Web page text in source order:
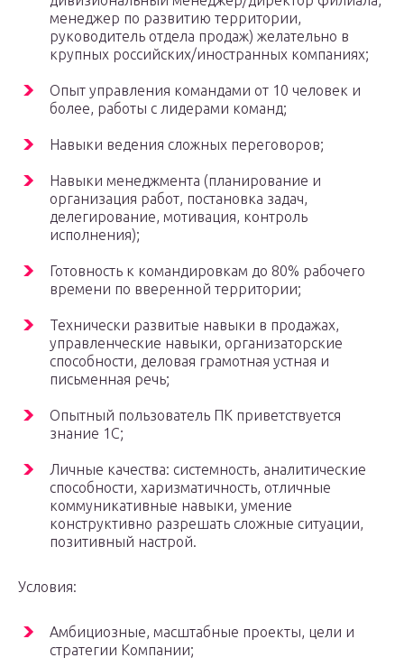
менеджер по развитию территории,
руководитель отдела продаж) желательно в
крупных российских/иностранных компаниях;
Опыт управления командами от 10 человек и
более, работы с лидерами команд;
Навыки ведения сложных переговоров;
Навыки менеджмента (планирование и
организация работ, постановка задач,
делегирование, мотивация, контроль
исполнения);
Готовность к командировкам до 80% рабочего
времени по вверенной территории;
Технически развитые навыки в продажах,
управленческие навыки, организаторские
способности, деловая грамотная устная и
письменная речь;
Опытный пользователь ПК приветствуется
знание 1С;
Личные качества: системность, аналитические
способности, харизматичность, отличные
коммуникативные навыки, умение
конструктивно разрешать сложные ситуации,
позитивный настрой.
Условия:
Амбициозные, масштабные проекты, цели и
стратегии Компании;